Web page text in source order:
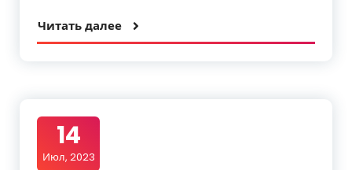
Читать далее
14
Июл, 2023